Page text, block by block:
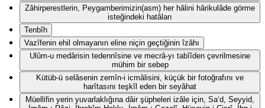
Zâhirperestlerin, Peygamberimizin(asm) her hâlini hârikulâde görme
isteğindeki hatâları
Tenbîh
Vazîfenin ehil olmayanın eline niçin geçtiğinin îzâhı
Ulûm-u medârisin tedennîsine ve mecrâ-yı tabîîden çevrilmesine
mühim bir sebep
Kütüb-ü selâsenin zemîn-i icmâlisini, küçük bir fotoğrafını ve
harîtasını teşkîl eden bir seyâhat
Müellifin yerin yuvarlaklığına dâir şüpheleri izâle için, Sa‘d, Seyyid,